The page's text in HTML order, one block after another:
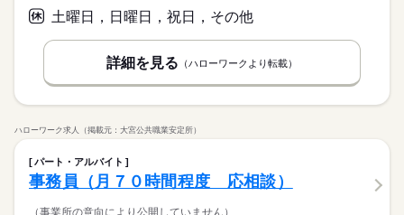
土曜日，日曜日，祝日，その他
詳細を見る （ハローワークより転載）
ハローワーク求人（掲載元：大宮公共職業安定所）
パート・アルバイト
事務員（月７０時間程度 応相談）
（事業所の意向により公開していません）